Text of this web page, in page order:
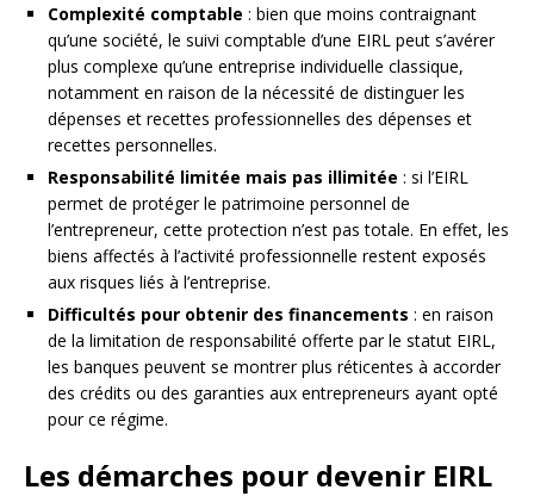
Complexité comptable : bien que moins contraignant
qu’une société, le suivi comptable d’une EIRL peut s’avérer
plus complexe qu’une entreprise individuelle classique,
notamment en raison de la nécessité de distinguer les
dépenses et recettes professionnelles des dépenses et
recettes personnelles.
Responsabilité limitée mais pas illimitée : si l’EIRL
permet de protéger le patrimoine personnel de
l’entrepreneur, cette protection n’est pas totale. En effet, les
biens affectés à l’activité professionnelle restent exposés
aux risques liés à l’entreprise.
Difficultés pour obtenir des financements : en raison
de la limitation de responsabilité offerte par le statut EIRL,
les banques peuvent se montrer plus réticentes à accorder
des crédits ou des garanties aux entrepreneurs ayant opté
pour ce régime.
Les démarches pour devenir EIRL